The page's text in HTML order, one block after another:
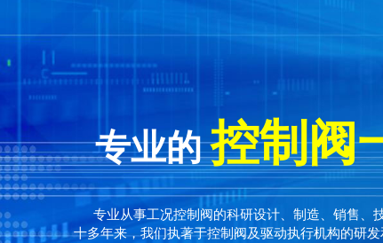
专业的控制阀
专业从事工况控制阀的科研设计、制造、销售、
十多年来，我们执著于控制阀及驱动执行机构的研